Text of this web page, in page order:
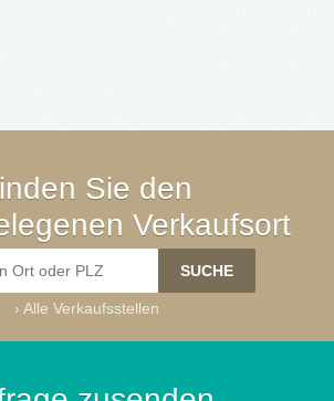
Sie den
Verkaufsort
› Alle Verkaufsstellen